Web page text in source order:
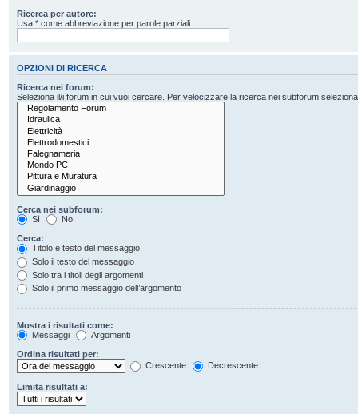
Ricerca per autore:
Usa * come abbreviazione per parole parziali.
OPZIONI DI RICERCA
Ricerca nei forum:
Seleziona il/i forum in cui vuoi cercare. Per velocizzare la ricerca nei subforum
Cerca nei subforum:
Sì
No
Cerca:
Titolo e testo del messaggio
Solo il testo del messaggio
Solo tra i titoli degli argomenti
Solo il primo messaggio dell’argomento
Mostra i risultati come:
Messaggi
Argomenti
Ordina risultati per:
Crescente
Decrescente
Limita risultati a: